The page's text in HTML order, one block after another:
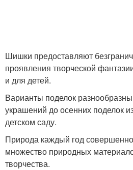
Шишки предоставляют
проявления творческой
и для детей.
Варианты поделок
украшений до осенних поделок
детском саду.
Природа каждый год
множество природных
творчества.